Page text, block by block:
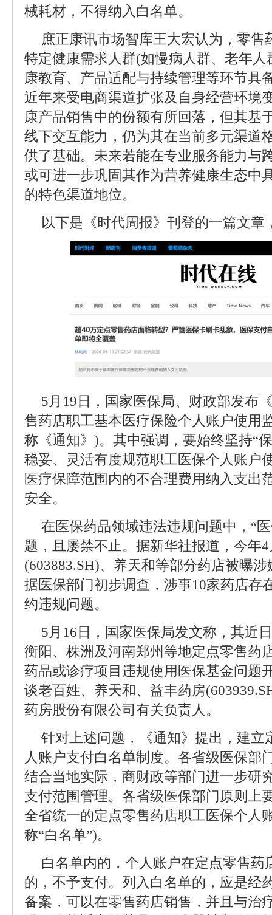
械耗材，不得纳入白名单。
庶正康讯市场智库王大宏认为，零售
特定健康需求人群(如慢病人群、老年
康教育、产品适配与持续管理等环节具
近年来受电商渠道扩张及自身经营环境
康产品销售中的份额有所回落，但其基
线下交互能力，仍为其在当前多元渠道
供了基础。未来若能在专业服务能力与
或可进一步巩固其作为营养健康生态中
的特色渠道地位。
以下是《时代周报》刊登的一篇文章
5月19日，国家医保局、财政部发布
售药店职工基本医疗保险个人账户使用
称《通知》)。其中强调，要始终坚持“
稳妥、灵活有度规范职工医保个人账户
医疗保障范围内的不合理费用纳入支出
安全。
在医保药品领域违法违规问题中，“
题，且屡禁不止。据新华社报道，今年
(603883.SH)、养天和等部分药店被曝
据医保部门初步调查，涉事10家药店存
约违规问题。
5月16日，国家医保局发文称，其近
衡阳、株洲及河南郑州等地定点零售药
药品或诊疗项目违规使用医保基金问题
谈老百姓、养天和、益丰药房
药房股份有限公司有关负责人。
针对上述问题，《通知》提出，建立
人账户支付白名单制度。各省级医保部
结合当地实际，商财政等部门进一步研
支付范围管理。各省级医保部门原则上
全省统一的定点零售药店职工医保个人
称“白名单”)。
白名单内的，个人账户在定点零售药
的，不予支付。列入白名单的，应是经
备案，可以在零售药店销售，并且与治